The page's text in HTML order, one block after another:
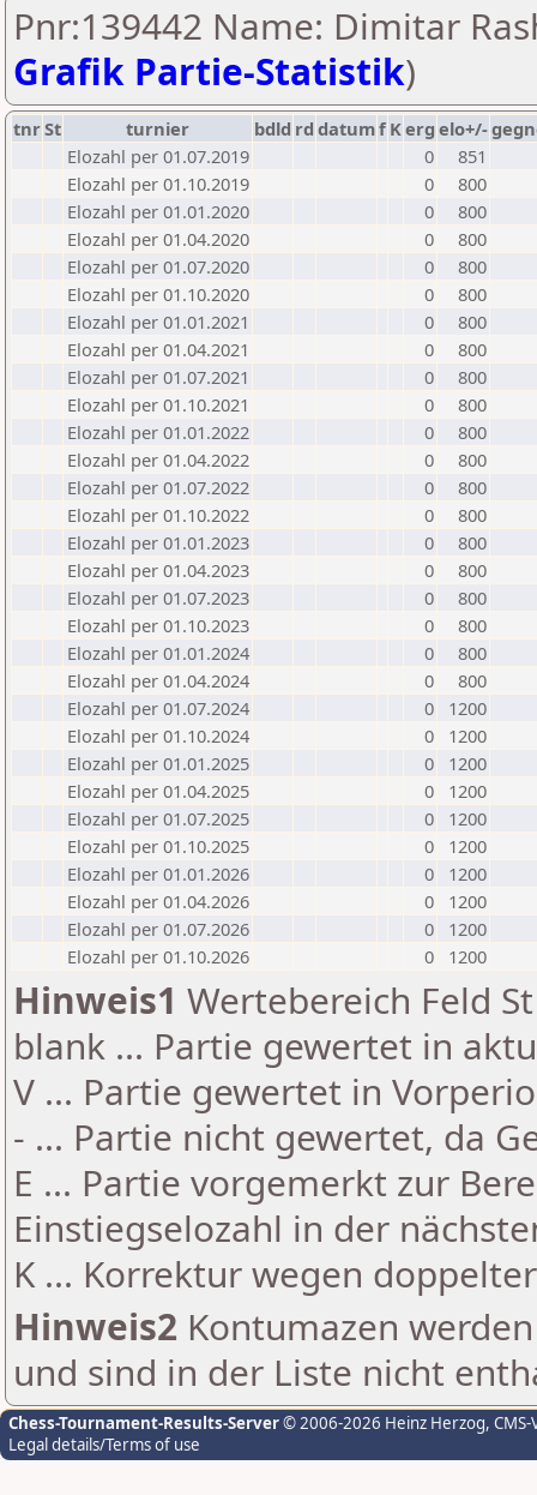
Pnr:139442 Name: Dimitar
Grafik Partie-Statistik)
tnrSt turnier bdld rd datumf Kerg elo+/-
Elozahl per 01.07.2019
0
851
Elozahl per 01.10.2019
0
800
Elozahl per 01.01.2020
0
800
Elozahl per 01.04.2020
0
800
Elozahl per 01.07.2020
0
800
Elozahl per 01.10.2020
0
800
Elozahl per 01.01.2021
0
800
Elozahl per 01.04.2021
0
800
Elozahl per 01.07.2021
0
800
Elozahl per 01.10.2021
0
800
Elozahl per 01.01.2022
0
800
Elozahl per 01.04.2022
0
800
Elozahl per 01.07.2022
0
800
Elozahl per 01.10.2022
0
800
Elozahl per 01.01.2023
0
800
Elozahl per 01.04.2023
0
800
Elozahl per 01.07.2023
0
800
Elozahl per 01.10.2023
0
800
Elozahl per 01.01.2024
0
800
Elozahl per 01.04.2024
0
800
Elozahl per 01.07.2024
0
1200
Elozahl per 01.10.2024
0
1200
Elozahl per 01.01.2025
0
1200
Elozahl per 01.04.2025
0
1200
Elozahl per 01.07.2025
0
1200
Elozahl per 01.10.2025
0
1200
Elozahl per 01.01.2026
0
1200
Elozahl per 01.04.2026
0
1200
Elozahl per 01.07.2026
0
1200
Elozahl per 01.10.2026
0 1200
Hinweis1 Wertebereich Feld
blank ... Partie gewertet in
V ... Partie gewertet in
- ... Partie nicht gewertet, da
E ... Partie vorgemerkt zur
Einstiegselozahl in der
K ... Korrektur wegen
Hinweis2 Kontumazen
und sind in der Liste nicht
Chess-Tournament-Results-Server© 2006-2026 Heinz Herzog,
Legal details/Terms of use